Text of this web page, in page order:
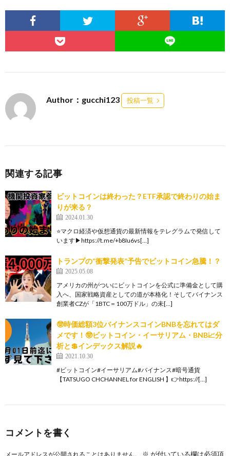
Author：gucchi123 投稿一覧
関連する記事
ビットコインは終わった？ETF承認で終わりの始ま
りが来る？
2024.01.30
⭐️マクロ経済や仮想通貨の最新情報をテレグラムで発信して
います▶︎https://t.me/+b8Iu6vs[…]
トランプの“衝撃発表”予告でビットコイン急騰！？
2025.05.08
アメリカの州がついにビットコインを公式に準備金として購
入へ、国家戦略資産としての道が本格化！そしてバイナンス
創業者CZが「1BTC＝100万ドル」の未[…]
🤓時価総額3位バイナンスコインBNBを忘れてはダ
メです！🤓ビットコイン・イーサリアム・BNB📈分
析と💲インデックス解説🔥
2021.10.30
#ビットコイン#イーサリアム#バイナンス#暗号通貨
【TATSUGO CHCHANNEL for ENGLISH 】👉https://[…]
コメントを書く
メールアドレスが公開されることはありません。 ※ が付いている欄は必須項